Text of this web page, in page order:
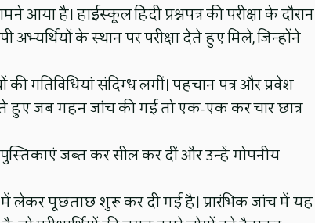
आया है। हाईस्कूल हिंदी प्रश्नपत्र की परीक्षा के दौरान
के स्थान पर परीक्षा देते हुए मिले, जिन्होंने
गतिविधियां संदिग्ध लगीं। पहचान पत्र और प्रवेश
हुए जब गहन जांच की गई तो एक-एक कर चार छात्र
जब्त कर सील कर दीं और उन्हें गोपनीय
लेकर पूछताछ शुरू कर दी गई है। प्रारंभिक जांच में यह